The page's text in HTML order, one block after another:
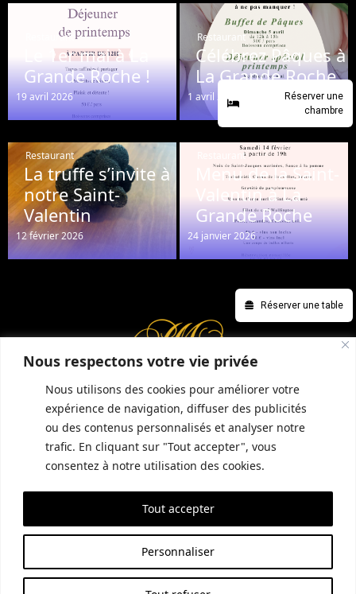
Nous respectons votre vie privée
Nous utilisons des cookies pour améliorer votre
expérience de navigation, diffuser des publicités
ou des contenus personnalisés et analyser notre
trafic. En cliquant sur "Tout accepter", vous
consentez à notre utilisation des cookies.
Personnaliser
Tout accepter
Réserver une table
Réserver une
chambre
Restaurant
Le 1er mai à La
Grande Roche !
19 avril 2026
Restaurant
Célébrez Pâques à
La Grande Roche
1 avril 2026
Restaurant
La truffe s’invite à
notre Saint-
Valentin
12 février 2026
Restaurant
Menu de la Saint-
Valentin à La
Grande Roche
24 janvier 2026
INFORMATIONS COMPLÉMENTAIRES GUIDE LOCAL
MENTIONS LÉGALES
CONDITIONS GÉNÉRALES DE VENTE (CGV)
POLITIQUE DE CONFIDENTIALITÉ
SITE RÉALISÉ PAR EMPREINTE SEO